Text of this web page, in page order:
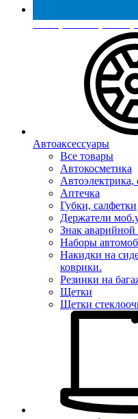
Реестр
Автоаксессуары
Все товары
Автокосметика
Автоэлектрика,
Аптечка
Губки, салфетки
Держатели
Знак аварийной
Наборы
Накидки на
коврики.
Резинки на
Щетки
Щетки